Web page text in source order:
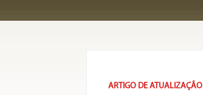
ARTIGO DE ATUALIZAÇÃO